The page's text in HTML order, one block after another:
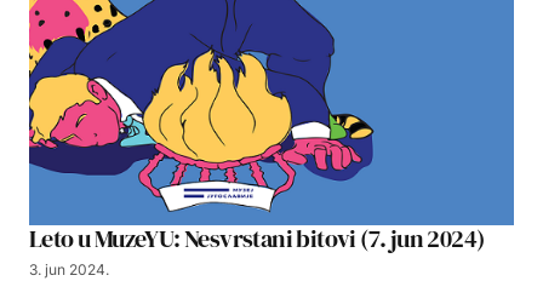
Leto u MuzeYU: Nesvrstani bitovi (7. jun 2024)
3. jun 2024.